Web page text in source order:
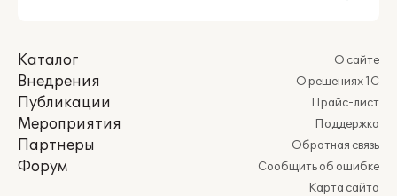
Каталог
Внедрения
Публикации
Мероприятия
Партнеры
Форум
О сайте
О решениях 1С
Прайс-лист
Поддержка
Обратная связь
Сообщить об ошибке
Карта сайта